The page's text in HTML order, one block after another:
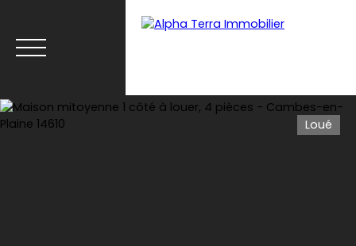
Menu Loué